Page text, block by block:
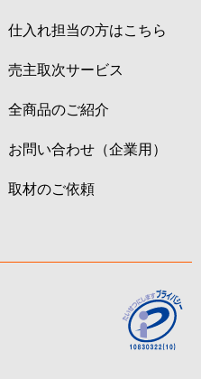
仕入れ担当の方はこちら
売主取次サービス
全商品のご紹介
お問い合わせ（企業用）
取材のご依頼